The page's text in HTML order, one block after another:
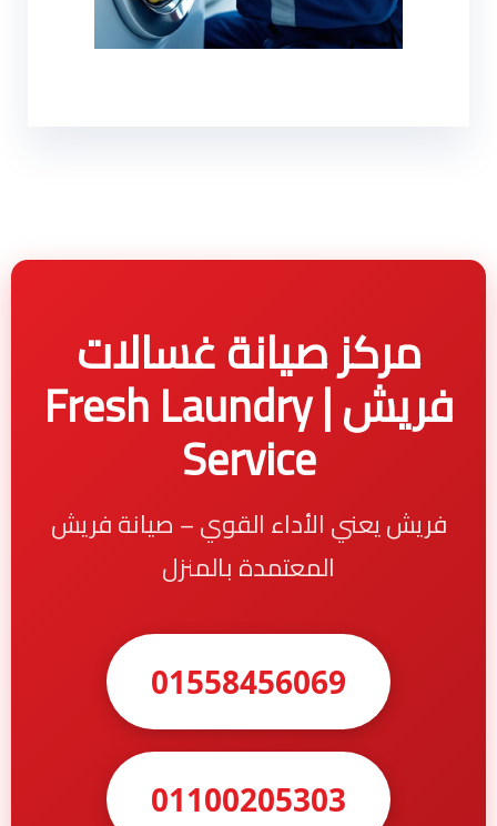
مركز صيانة غسالات
فريش | Fresh Laundry
Service
فريش يعني الأداء القوي – صيانة فريش
المعتمدة بالمنزل
01558456069
01100205303